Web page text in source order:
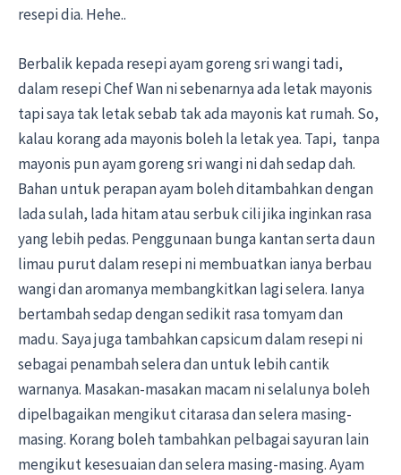
resepi dia. Hehe..
Berbalik kepada resepi ayam goreng sri wangi tadi,
dalam resepi Chef Wan ni sebenarnya ada letak mayonis
tapi saya tak letak sebab tak ada mayonis kat rumah. So,
kalau korang ada mayonis boleh la letak yea. Tapi, tanpa
mayonis pun ayam goreng sri wangi ni dah sedap dah.
Bahan untuk perapan ayam boleh ditambahkan dengan
lada sulah, lada hitam atau serbuk cili jika inginkan rasa
yang lebih pedas. Penggunaan bunga kantan serta daun
limau purut dalam resepi ni membuatkan ianya berbau
wangi dan aromanya membangkitkan lagi selera. Ianya
bertambah sedap dengan sedikit rasa tomyam dan
madu. Saya juga tambahkan capsicum dalam resepi ni
sebagai penambah selera dan untuk lebih cantik
warnanya. Masakan-masakan macam ni selalunya boleh
dipelbagaikan mengikut citarasa dan selera masing-
masing. Korang boleh tambahkan pelbagai sayuran lain
mengikut kesesuaian dan selera masing-masing. Ayam